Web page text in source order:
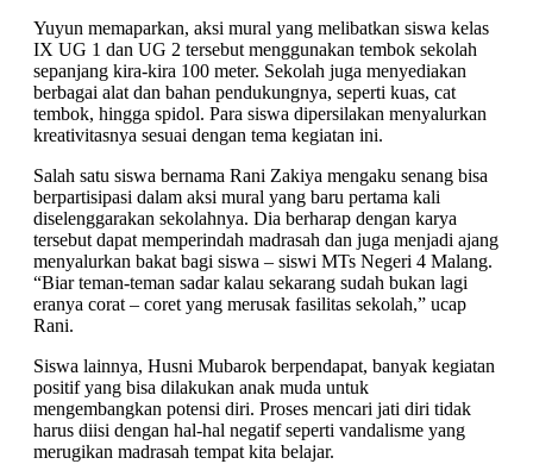
Yuyun memaparkan, aksi mural yang melibatkan siswa kelas
IX UG 1 dan UG 2 tersebut menggunakan tembok sekolah
sepanjang kira-kira 100 meter. Sekolah juga menyediakan
berbagai alat dan bahan pendukungnya, seperti kuas, cat
tembok, hingga spidol. Para siswa dipersilakan menyalurkan
kreativitasnya sesuai dengan tema kegiatan ini.
Salah satu siswa bernama Rani Zakiya mengaku senang bisa
berpartisipasi dalam aksi mural yang baru pertama kali
diselenggarakan sekolahnya. Dia berharap dengan karya
tersebut dapat memperindah madrasah dan juga menjadi ajang
menyalurkan bakat bagi siswa – siswi MTs Negeri 4 Malang.
“Biar teman-teman sadar kalau sekarang sudah bukan lagi
eranya corat – coret yang merusak fasilitas sekolah,” ucap
Rani.
Siswa lainnya, Husni Mubarok berpendapat, banyak kegiatan
positif yang bisa dilakukan anak muda untuk
mengembangkan potensi diri. Proses mencari jati diri tidak
harus diisi dengan hal-hal negatif seperti vandalisme yang
merugikan madrasah tempat kita belajar.